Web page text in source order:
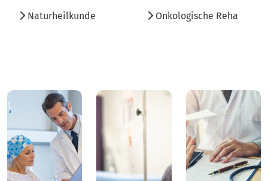
Naturheilkunde Onkologische Reha